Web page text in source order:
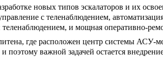
новых типов эскалаторов и их
с теленаблюдением,
и мощная оперативно-
где расположен центр системы АСУ-
поэтому важной задачей остается